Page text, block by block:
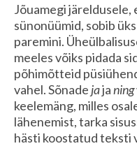
Jõuamegi järeldusele,
sünonüümid, sobib
paremini.
meeles võiks pidada
põhimõtteid
vahel. Sõnade jajaning
keelemäng, milles
lähenemist, tarka
hästi koostatud teksti